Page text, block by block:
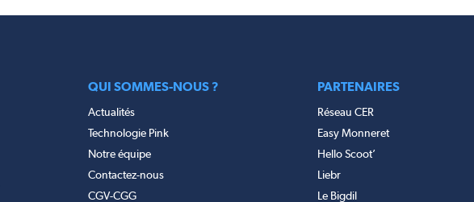
QUI SOMMES-NOUS ?
Actualités
Technologie Pink
Notre équipe
Contactez-nous
CGV-CGG
PARTENAIRES
Réseau CER
Easy Monneret
Hello Scoot’
Liebr
Le Bigdil